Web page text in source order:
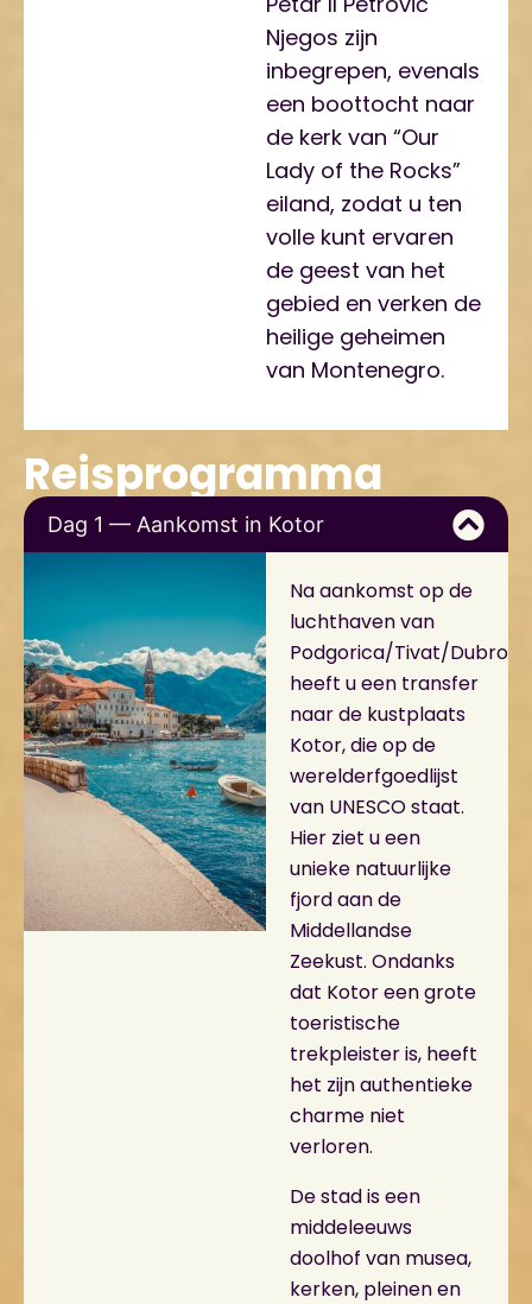
Njegos zijn
inbegrepen, evenals
een boottocht naar
de kerk van “Our
Lady of the Rocks”
eiland, zodat u ten
volle kunt ervaren
de geest van het
gebied en verken de
heilige geheimen
van Montenegro.
Reisprogramma
Dag 1 — Aankomst in Kotor
Na aankomst op de
luchthaven van
Podgorica/Tivat/
heeft u een transfer
naar de kustplaats
Kotor, die op de
werelderfgoedlijst
van UNESCO staat.
Hier ziet u een
unieke natuurlijke
fjord aan de
Middellandse
Zeekust. Ondanks
dat Kotor een grote
toeristische
trekpleister is, heeft
het zijn authentieke
charme niet
verloren.
De stad is een
middeleeuws
doolhof van musea,
kerken, pleinen en